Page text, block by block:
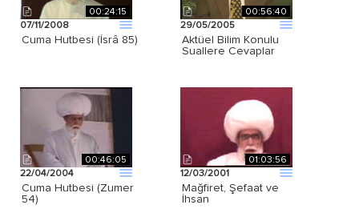
00:24:15
07/11/2008
Cuma Hutbesi (İsrâ 85)
00:56:40
29/05/2005
Aktüel Bilim Konulu
Suallere Cevaplar
00:46:05
22/04/2004
Cuma Hutbesi (Zumer
54)
01:03:56
12/03/2001
Mağfiret, Şefaat ve
İhsan